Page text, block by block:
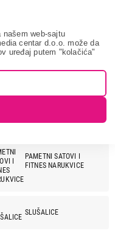
našem web-sajtu
centar d.o.o. može da
uređaj putem "kolačića"
PAMETNI SATOVI I
FITNES NARUKVICE
SLUŠALICE